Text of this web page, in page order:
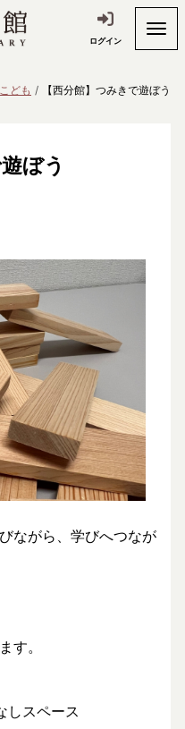
ログイン
こども 【西分館】つみきで遊ぼう
ぼう
ながら、学びへつなが
す。
スペース